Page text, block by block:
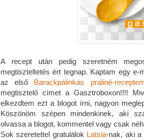
A recept után pedig szeretném
megtiszteltetés ért tegnap. Kaptam egy e-
az első Barackpálinkás praliné-
megtisztelő címet a Gasztroboxon!!!!
elkezdtem ezt a blogot írni, nagyon
Köszönöm szépen mindenkinek, aki
olvassa a blogot, kommentel vagy csak
Sok szeretettel gratulálok Latsia-nak, aki a